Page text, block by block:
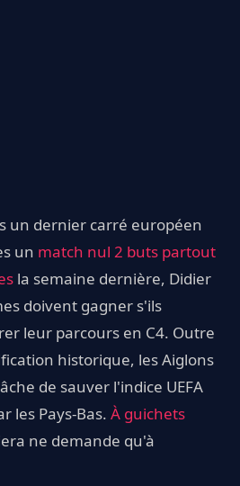
un dernier carré européen
un match nul 2 buts partout
la semaine dernière, Didier
doivent gagner s'ils
leur parcours en C4. Outre
historique, les Aiglons
de sauver l'indice UEFA
les Pays-Bas. À guichets
ne demande qu'à